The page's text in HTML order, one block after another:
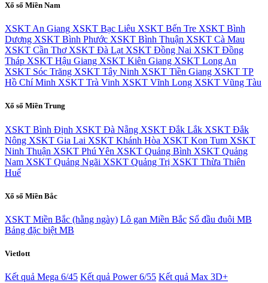
Xổ số Miền Nam
XSKT An Giang XSKT Bạc Liêu XSKT Bến Tre XSKT Bình
Dương XSKT Bình Phước XSKT Bình Thuận XSKT Cà Mau
XSKT Cần Thơ XSKT Đà Lạt XSKT Đồng Nai XSKT Đồng
Tháp XSKT Hậu Giang XSKT Kiên Giang XSKT Long An
XSKT Sóc Trăng XSKT Tây Ninh XSKT Tiền Giang XSKT TP
Hồ Chí Minh XSKT Trà Vinh XSKT Vĩnh Long XSKT Vũng Tàu
Xổ số Miền Trung
XSKT Bình Định XSKT Đà Nẵng XSKT Đắk Lắk XSKT Đắk
Nông XSKT Gia Lai XSKT Khánh Hòa XSKT Kon Tum XSKT
Ninh Thuận XSKT Phú Yên XSKT Quảng Bình XSKT Quảng
Nam XSKT Quảng Ngãi XSKT Quảng Trị XSKT Thừa Thiên
Huế
Xổ số Miền Bắc
XSKT Miền Bắc (hằng ngày) Lô gan Miền Bắc Sổ đầu đuôi MB
Bảng đặc biệt MB
Vietlott
Kết quả Mega 6/45 Kết quả Power 6/55 Kết quả Max 3D+